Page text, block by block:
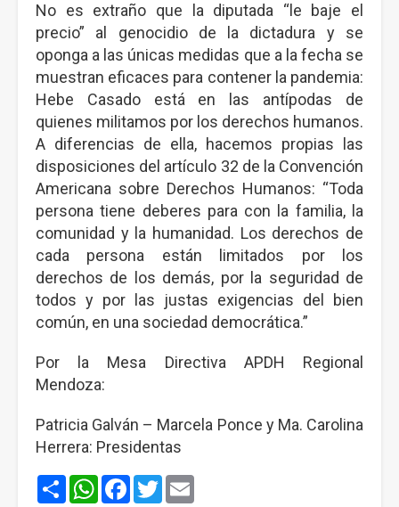
No es extraño que la diputada “le baje el
precio” al genocidio de la dictadura y se
oponga a las únicas medidas que a la fecha se
muestran eficaces para contener la pandemia:
Hebe Casado está en las antípodas de
quienes militamos por los derechos humanos.
A diferencias de ella, hacemos propias las
disposiciones del artículo 32 de la Convención
Americana sobre Derechos Humanos: “Toda
persona tiene deberes para con la familia, la
comunidad y la humanidad. Los derechos de
cada persona están limitados por los
derechos de los demás, por la seguridad de
todos y por las justas exigencias del bien
común, en una sociedad democrática.”
Por la Mesa Directiva APDH Regional
Mendoza:
Patricia Galván – Marcela Ponce y Ma. Carolina
Herrera: Presidentas
ShareWhatsApp
Facebook
Twitter